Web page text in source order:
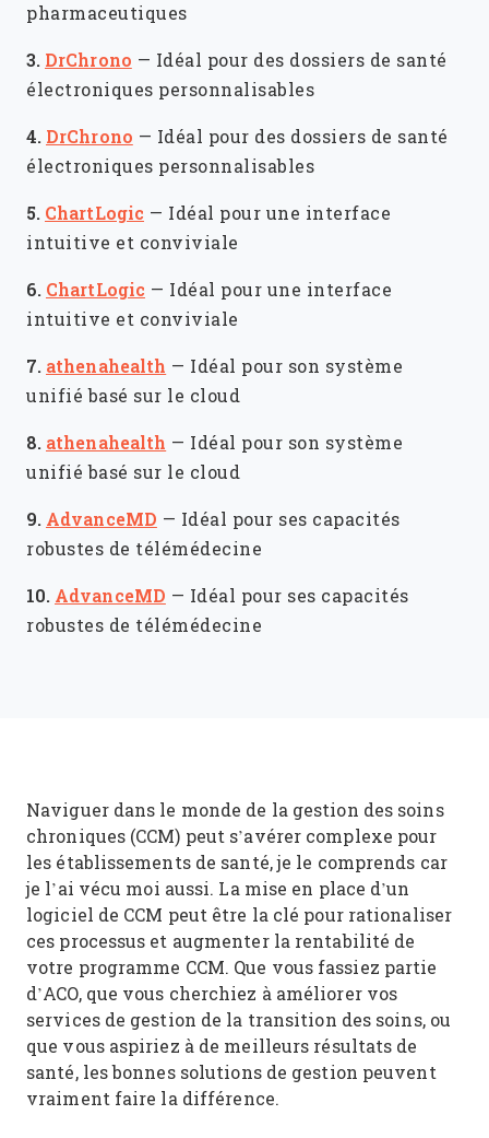
pharmaceutiques
3. DrChrono — Idéal pour des dossiers de santé
électroniques personnalisables
4. DrChrono — Idéal pour des dossiers de santé
électroniques personnalisables
5. ChartLogic — Idéal pour une interface
intuitive et conviviale
6. ChartLogic — Idéal pour une interface
intuitive et conviviale
7. athenahealth — Idéal pour son système
unifié basé sur le cloud
8. athenahealth — Idéal pour son système
unifié basé sur le cloud
9. AdvanceMD — Idéal pour ses capacités
robustes de télémédecine
10. AdvanceMD — Idéal pour ses capacités
robustes de télémédecine
Naviguer dans le monde de la gestion des soins
chroniques (CCM) peut s’avérer complexe pour
les établissements de santé, je le comprends car
je l’ai vécu moi aussi. La mise en place d’un
logiciel de CCM peut être la clé pour rationaliser
ces processus et augmenter la rentabilité de
votre programme CCM. Que vous fassiez partie
d’ACO, que vous cherchiez à améliorer vos
services de gestion de la transition des soins, ou
que vous aspiriez à de meilleurs résultats de
santé, les bonnes solutions de gestion peuvent
vraiment faire la différence.